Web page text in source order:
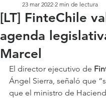
[LT] FinteChile
agenda
Marcel
23 mar 2022 2 min de lectura
El director ejecutivo de
Ángel Sierra, señaló que
que el ministro de